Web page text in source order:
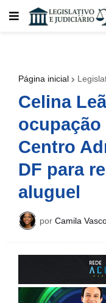
Página inicial
Celina
Centro
DF para
aluguel
por Camila